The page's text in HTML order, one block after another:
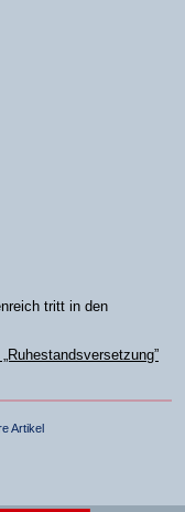
tritt in den
Artikel